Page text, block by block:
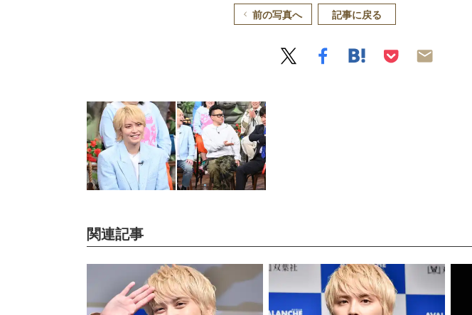
前の写真へ 記事に戻る
関連記事